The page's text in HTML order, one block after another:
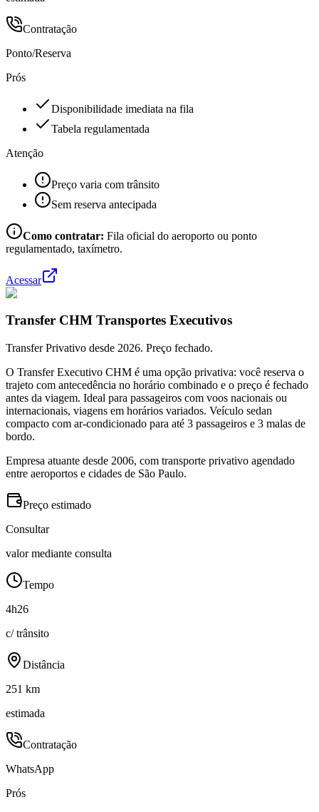
Contratação
Ponto/Reserva
Prós
Disponibilidade imediata na fila
Tabela regulamentada
Atenção
Preço varia com trânsito
Sem reserva antecipada
Como contratar: Fila oficial do aeroporto ou ponto
regulamentado, taxímetro.
Acessar
Transfer CHM Transportes Executivos
Transfer Privativo desde 2026. Preço fechado.
O Transfer Executivo CHM é uma opção privativa: você reserva o
trajeto com antecedência no horário combinado e o preço é fechado
antes da viagem. Ideal para passageiros com voos nacionais ou
internacionais, viagens em horários variados. Veículo sedan
compacto com ar-condicionado para até 3 passageiros e 3 malas de
bordo.
Empresa atuante desde 2006, com transporte privativo agendado
entre aeroportos e cidades de São Paulo.
Preço estimado
Consultar
valor mediante consulta
Tempo
4h26
c/ trânsito
Distância
251 km
estimada
Contratação
WhatsApp
Prós